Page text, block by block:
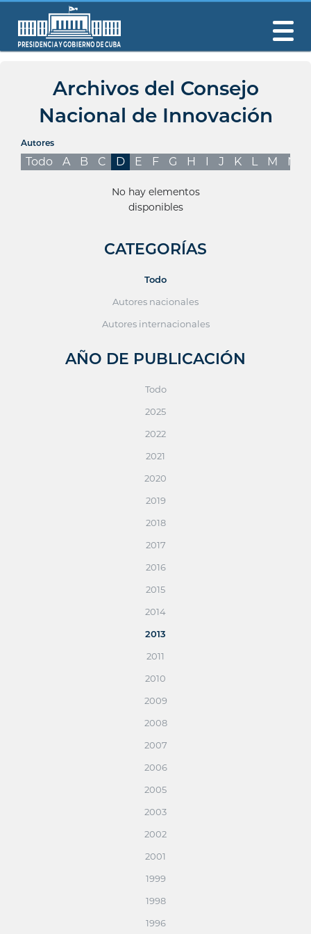
Archivos del Consejo
Nacional de Innovación
Autores
Todo A B C D E F G H I J K L M N
No hay elementos
disponibles
CATEGORÍAS
Todo
Autores nacionales
Autores internacionales
AÑO DE PUBLICACIÓN
Todo
2025
2022
2021
2020
2019
2018
2017
2016
2015
2014
2013
2011
2010
2009
2008
2007
2006
2005
2003
2002
2001
1999
1998
1996